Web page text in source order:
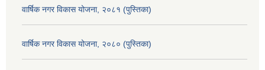
वार्षिक नगर विकास योजना, २०८१ (पुस्तिका)
वार्षिक नगर विकास योजना, २०८० (पुस्तिका)